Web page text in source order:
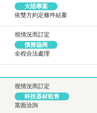
大陸專案
依雙方約定條件結案
視情況而訂定
債務協商
全程合法處理
視情況而訂定
科技器材租售
當面洽詢